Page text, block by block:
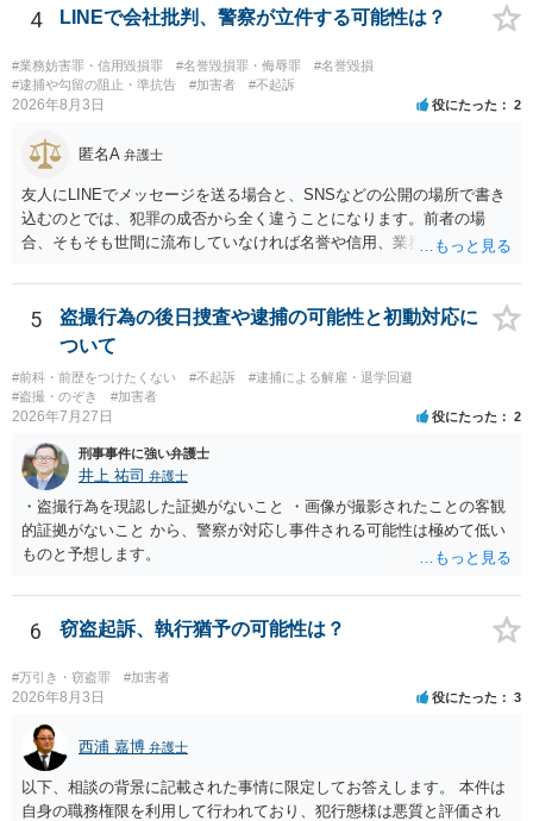
り、３人の弁護士の中で、一番相性の良いいざというときに弁護を頼
みたい弁護士を決め、その弁護士の発言を信じるということになりま
す。 その３人の中で「逮捕されない」と断言した弁護士には基本的に
委任しないほうがよいと思われます。 そもそも意見が分かれるような
事案で、断言すること自体が不適切であるからです。 ただ、相談者が
の気持ちを理解した上で、「逮捕されてもすぐに（自ら）接見して、
士に予め費用の見積もりをしておいても良いかと思われます。
4 LINEで会社批判、警察が立件する可能性は？
#業務妨害罪・信用毀損罪 #名誉毀損罪・侮辱罪
#名誉毀損
#逮捕や勾留の阻止・準抗告
#加害者 #不起訴
2026年8月3日 役にたった 2
匿名A 弁護士
友人にLINEでメッセージを送る場合と、SNSなどの公開の場所で書き
込むのとでは、犯罪の成否から全く違うことになります。前者の場
合、そもそも世間に流布していなければ名誉や信用、業務にかかる犯
5
盗撮行為の後日捜査や逮捕の可能性と初動対応に
ついて
#前科・前歴をつけたくない #不起訴
#逮捕による解雇・退学回避
#盗撮・のぞき
#加害者
2026年7月27日 役にたった 2
刑事事件に強い弁護士
井上 祐司 弁護士
・盗撮行為を現認した証拠がないこと ・画像が撮影されたことの客観
的証拠がないこと から、警察が対応し事件される可能性は極めて低い
ものと予想します。
6 窃盗起訴、執行猶予の可能性は？
#万引き・窃盗罪 #加害者
2026年8月3日 役にたった 3
西浦 嘉博 弁護士
以下、相談の背景に記載された事情に限定してお答えします。 本件は
自身の職務権限を利用して行われており、犯行態様は悪質と評価され